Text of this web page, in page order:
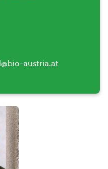
austria.at